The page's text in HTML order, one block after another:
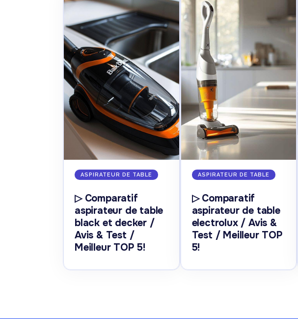
ASPIRATEUR DE TABLE
▷ Comparatif
aspirateur de table
black et decker /
Avis & Test /
Meilleur TOP 5!
ASPIRATEUR DE TABLE
▷ Comparatif
aspirateur de table
electrolux / Avis &
Test / Meilleur TOP
5!